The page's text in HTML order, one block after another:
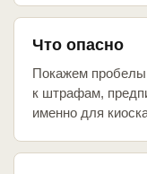
Что опасно
Покажем
к штрафам,
именно для